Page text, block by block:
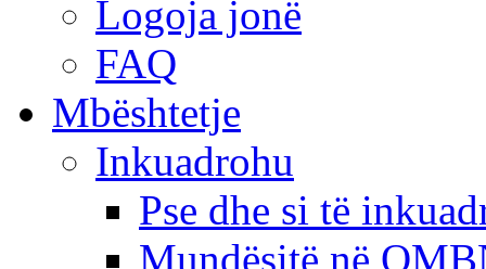
Logoja jonë
FAQ
Mbështetje
Inkuadrohu
Pse dhe si të
Mundësitë në